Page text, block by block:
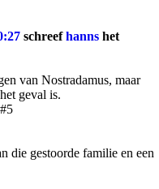
schreefhanns het
van Nostradamus, maar
geval is.
#5
die gestoorde familie en een